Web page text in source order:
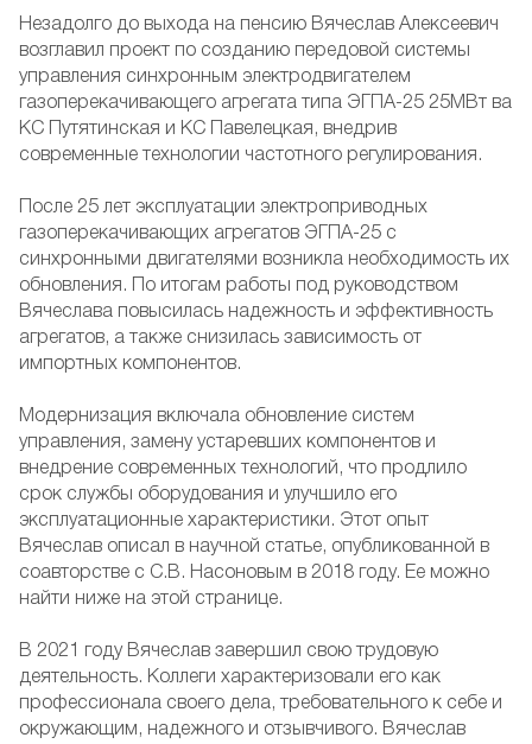
Незадолго до выхода на пенсию Вячеслав Алексеевич
возглавил проект по созданию передовой системы
управления синхронным электродвигателем
газоперекачивающего агрегата типа ЭГПА-25 25МВт ва
КС Путятинская и КС Павелецкая, внедрив
современные технологии частотного регулирования.
После 25 лет эксплуатации электроприводных
газоперекачивающих агрегатов ЭГПА-25 с
синхронными двигателями возникла необходимость их
обновления. По итогам работы под руководством
Вячеслава повысилась надежность и эффективность
агрегатов, а также снизилась зависимость от
импортных компонентов.
Модернизация включала обновление систем
управления, замену устаревших компонентов и
внедрение современных технологий, что продлило
срок службы оборудования и улучшило его
эксплуатационные характеристики. Этот опыт
Вячеслав описал в научной статье, опубликованной в
соавторстве с С.В. Насоновым в 2018 году. Ее можно
найти ниже на этой странице.
В 2021 году Вячеслав завершил свою трудовую
деятельность. Коллеги характеризовали его как
профессионала своего дела, требовательного к себе и
окружающим, надежного и отзывчивого. Вячеслав